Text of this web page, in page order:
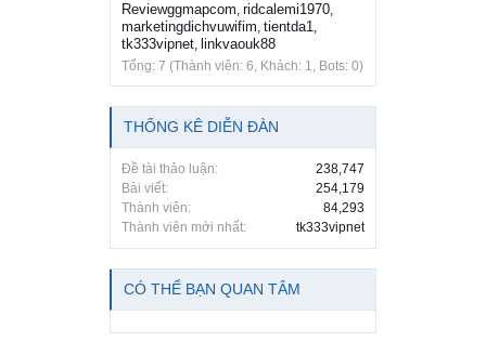
Reviewggmapcom, ridcalemi1970,
marketingdichvuwifim, tientda1,
tk333vipnet, linkvaouk88
Tổng: 7 (Thành viên: 6, Khách: 1, Bots: 0)
THỐNG KÊ DIỄN ĐÀN
Đề tài thảo luận:
238,747
Bài viết:
254,179
Thành viên:
84,293
Thành viên mới nhất:
tk333vipnet
CÓ THỂ BẠN QUAN TÂM